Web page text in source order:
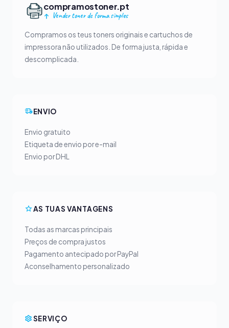
compramostoner.pt
Vender toner de forma simples
Compramos os teus toners originais e cartuchos de
impressora não utilizados. De forma justa, rápida e
descomplicada.
ENVIO
Envio gratuito
Etiqueta de envio por e-mail
Envio por DHL
AS TUAS VANTAGENS
Todas as marcas principais
Preços de compra justos
Pagamento antecipado por PayPal
Aconselhamento personalizado
SERVIÇO